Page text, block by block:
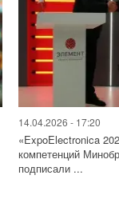
14.04.2026 - 17:20
«ExpoElectronica
компетенций
подписали ...